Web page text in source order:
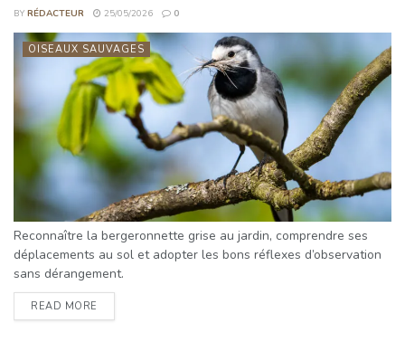
BY RÉDACTEUR 25/05/2026 0
OISEAUX SAUVAGES
Reconnaître la bergeronnette grise au jardin, comprendre ses
déplacements au sol et adopter les bons réflexes d’observation
sans dérangement.
READ MORE